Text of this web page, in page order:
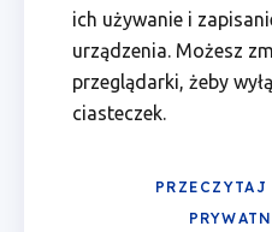
ich używanie i
urządzenia. Możesz
przeglądarki, żeby
ciasteczek.
przez
Społeczność